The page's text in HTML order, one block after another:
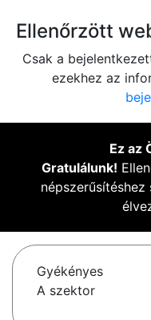
Ellenőrzött
Csak a
ezekhez az
Ez az
Gratulálunk!
Gyékényes
A szektor